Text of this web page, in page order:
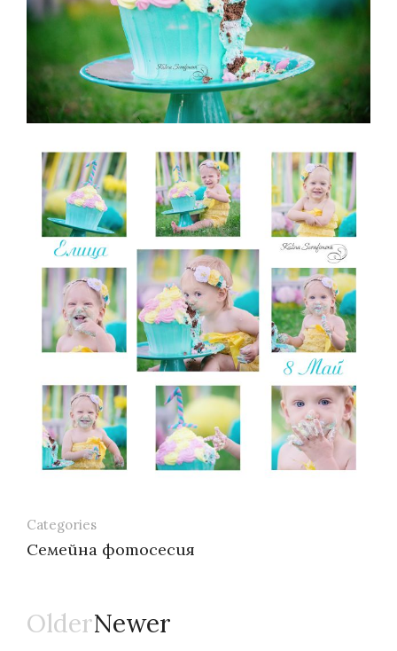
Categories
Семейна фотосесия
Навигация
OlderNewer